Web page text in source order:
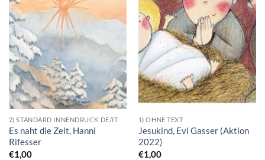
2) STANDARD INNENDRUCK DE/IT
Es naht die Zeit, Hanni
Rifesser
€1,00
1) OHNE TEXT
Jesukind, Evi Gasser (Aktion
2022)
€1,00